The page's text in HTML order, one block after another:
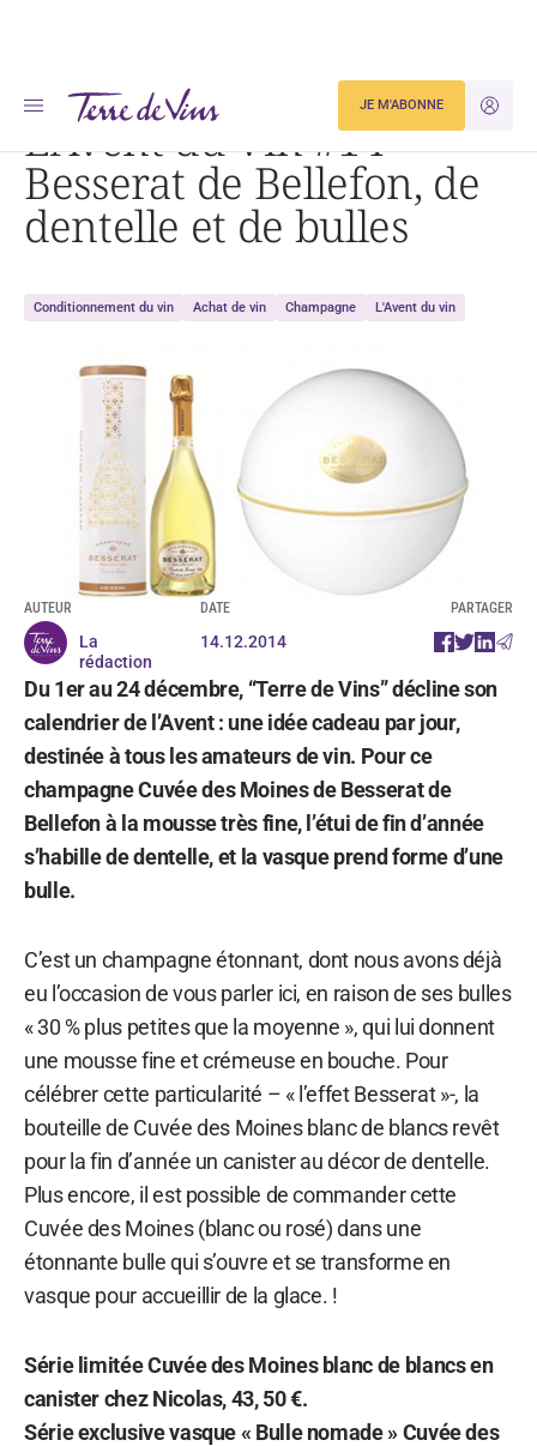
JE
JE M'ABONNE
Accueil Dégustation L’Avent du Vin #14 – Besserat de Bellefon, de dentelle et de bulles
L’Avent du Vin #14 –
Besserat de Bellefon, de
dentelle et de bulles
Conditionnement du vin Achat de vin Champagne L'Avent du vin
AUTEUR
La
rédaction
DATE
14.12.2014
PARTAGER
Du 1er au 24 décembre, “Terre de Vins” décline son
calendrier de l’Avent : une idée cadeau par jour,
destinée à tous les amateurs de vin. Pour ce
champagne Cuvée des Moines de Besserat de
Bellefon à la mousse très fine, l’étui de fin d’année
s’habille de dentelle, et la vasque prend forme d’une
bulle.
C’est un champagne étonnant, dont nous avons déjà
eu l’occasion de vous parler ici, en raison de ses bulles
« 30 % plus petites que la moyenne », qui lui donnent
une mousse fine et crémeuse en bouche. Pour
célébrer cette particularité – « l’effet Besserat »-, la
bouteille de Cuvée des Moines blanc de blancs revêt
pour la fin d’année un canister au décor de dentelle.
Plus encore, il est possible de commander cette
Cuvée des Moines (blanc ou rosé) dans une
étonnante bulle qui s’ouvre et se transforme en
vasque pour accueillir de la glace. !
Série limitée Cuvée des Moines blanc de blancs en
canister chez Nicolas, 43, 50 €.
Série exclusive vasque « Bulle nomade » Cuvée des